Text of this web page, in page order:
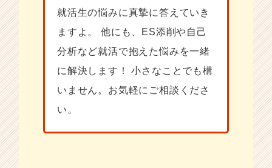
就活生の悩みに真摯に答えていき
ますよ。 他にも、ES添削や自己
分析など就活で抱えた悩みを一緒
に解決します！ 小さなことでも構
いません。お気軽にご相談くださ
い。